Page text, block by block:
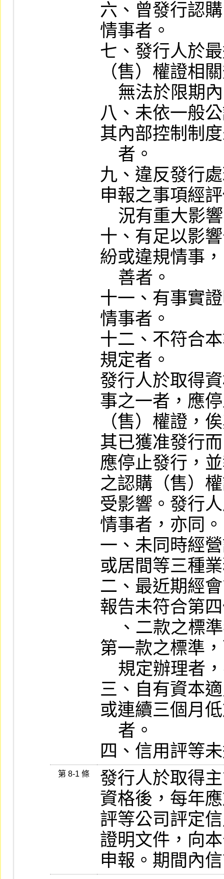
六、曾發行認
情事者。
七、發行人於
（售）權證相
八、未依一般
其內部控制制
九、違反發行
申報之事項經
十、有足以影
紛或違規情事
十一、有事實
情事者。
十二、不符合
規定者。
發行人於取得
事之一者，應
（售）權證，
其已獲准發行
應停止發行，
之認購（售）
受影響。發行
情事者，亦同。
一、未同時經
或居間等三種
二、最近期經
報告未符合第
第一款之標準
三、自有資本
或連續三個月
四、信用評等
第 8-1 條
發行人於取得
資格後，每年
評等公司評定
證明文件，向
申報。期間內